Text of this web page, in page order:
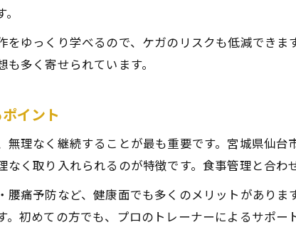
キックボクシングで運動不足を楽しく克服
ゆっくり学べるので、ケガのリスクも低減できま
多く寄せられています。
イント
理なく継続することが最も重要です。宮城県仙
く取り入れられるのが特徴です。食事管理と合わ
腰痛予防など、健康面でも多くのメリットがあり
初めての方でも、プロのトレーナーによるサポー